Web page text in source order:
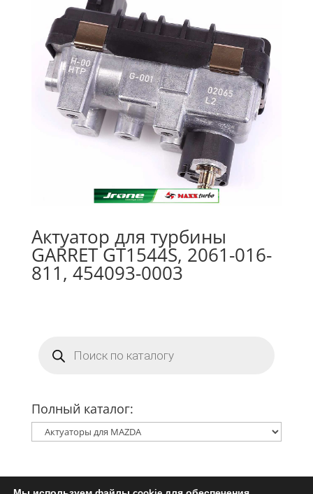
Актуатор для турбины
GARRET GT1544S, 2061-016-
811, 454093-0003
товаров
Полный каталог: